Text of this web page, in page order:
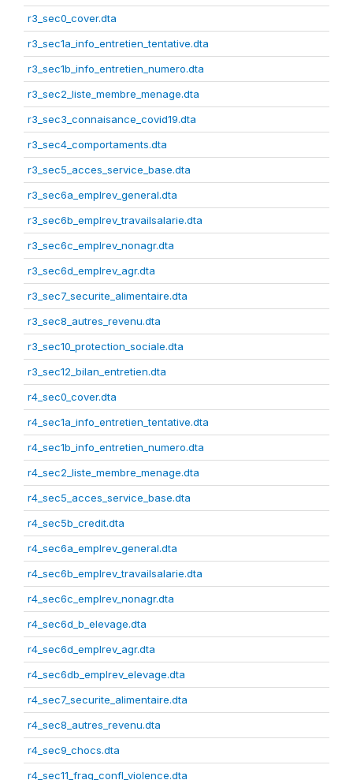
r3_sec0_cover.dta
r3_sec1a_info_entretien_tentative.dta
r3_sec1b_info_entretien_numero.dta
r3_sec2_liste_membre_menage.dta
r3_sec3_connaisance_covid19.dta
r3_sec4_comportaments.dta
r3_sec5_acces_service_base.dta
r3_sec6a_emplrev_general.dta
r3_sec6b_emplrev_travailsalarie.dta
r3_sec6c_emplrev_nonagr.dta
r3_sec6d_emplrev_agr.dta
r3_sec7_securite_alimentaire.dta
r3_sec8_autres_revenu.dta
r3_sec10_protection_sociale.dta
r3_sec12_bilan_entretien.dta
r4_sec0_cover.dta
r4_sec1a_info_entretien_tentative.dta
r4_sec1b_info_entretien_numero.dta
r4_sec2_liste_membre_menage.dta
r4_sec5_acces_service_base.dta
r4_sec5b_credit.dta
r4_sec6a_emplrev_general.dta
r4_sec6b_emplrev_travailsalarie.dta
r4_sec6c_emplrev_nonagr.dta
r4_sec6d_b_elevage.dta
r4_sec6d_emplrev_agr.dta
r4_sec6db_emplrev_elevage.dta
r4_sec7_securite_alimentaire.dta
r4_sec8_autres_revenu.dta
r4_sec9_chocs.dta
r4_sec11_frag_confl_violence.dta